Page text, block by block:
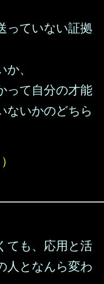
っていない証拠
、
って自分の才能
ないかのどちら
）
ても、応用と活
人となんら変わ